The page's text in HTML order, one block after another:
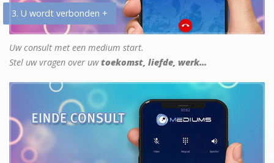
3. U wordt verbonden +
Uw consult met een medium start.
Stel uw vragen over uwtoekomst, liefde, werk...